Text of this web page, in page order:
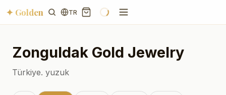
✦ Golden TR
Zonguldak Gold Jewelry
Türkiye. yuzuk